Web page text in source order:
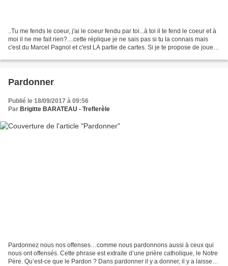
..Tu me fends le coeur, j'ai le coeur fendu par toi...à toi il te fend le coeur et à
moi il ne me fait rien?....cette réplique je ne sais pas si tu la connais mais
c'est du Marcel Pagnol et c'est LA partie de cartes. Si je te propose de jouer
Pardonner
Publié le 18/09/2017 à 09:56
Par Brigitte BARATEAU - Treflerèle
Pardonnez nous nos offenses…comme nous pardonnons aussi à ceux qui
nous ont offensés. Cette phrase est extraite d’une prière catholique, le Notre
Père. Qu’est-ce que le Pardon ? Dans pardonner il y a donner, il y a laisser